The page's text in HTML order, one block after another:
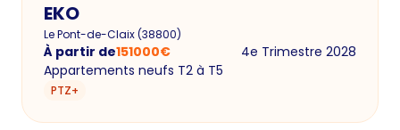
EKO
Le Pont-de-Claix(38800)
À partir de151000€
4e Trimestre 2028
Appartements neufs T2 à T5
PTZ+